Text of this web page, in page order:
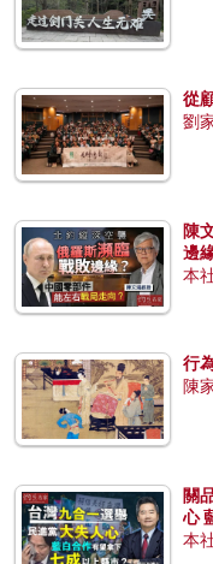
從
劉
陳
邊
本
行
陳
關
心
本